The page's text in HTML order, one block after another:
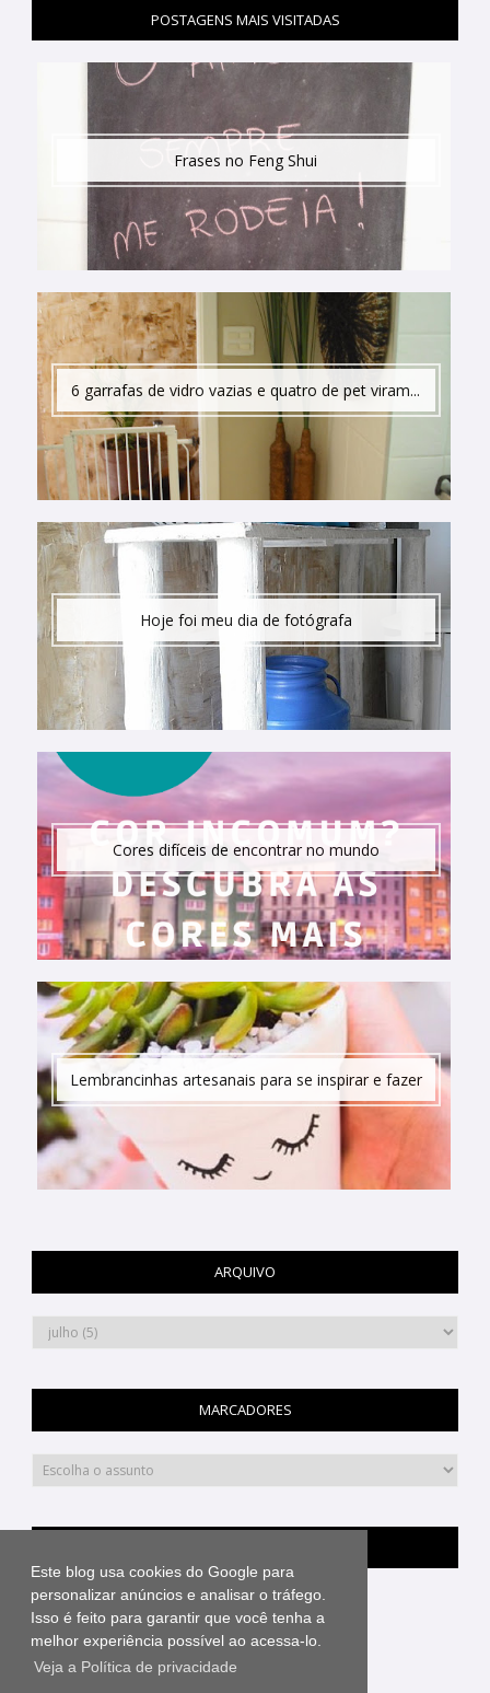
Este blog usa cookies do Google para
personalizar anúncios e analisar o tráfego.
Isso é feito para garantir que você tenha a
melhor experiência possível ao acessa-lo.
Veja a Política de privacidade
POSTAGENS MAIS VISITADAS
Frases no Feng Shui
6 garrafas de vidro vazias e quatro de pet viram...
Hoje foi meu dia de fotógrafa
Cores difíceis de encontrar no mundo
Lembrancinhas artesanais para se inspirar e fazer
ARQUIVO
MARCADORES